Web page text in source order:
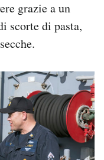
grazie a un
scorte di pasta,